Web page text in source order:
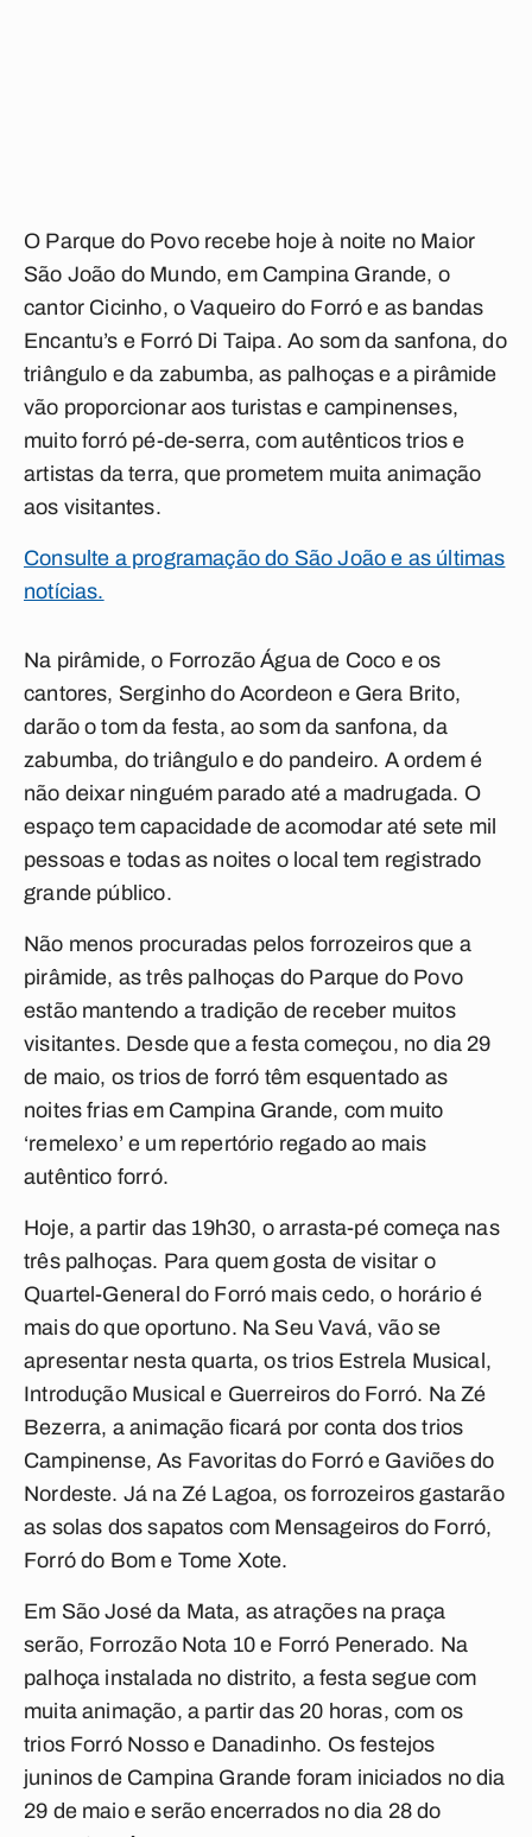
O Parque do Povo recebe hoje à noite no Maior
São João do Mundo, em Campina Grande, o
cantor Cicinho, o Vaqueiro do Forró e as bandas
Encantu’s e Forró Di Taipa. Ao som da sanfona, do
triângulo e da zabumba, as palhoças e a pirâmide
vão proporcionar aos turistas e campinenses,
muito forró pé-de-serra, com autênticos trios e
artistas da terra, que prometem muita animação
aos visitantes.
Consulte a programação do São João e as últimas
notícias.
Na pirâmide, o Forrozão Água de Coco e os
cantores, Serginho do Acordeon e Gera Brito,
darão o tom da festa, ao som da sanfona, da
zabumba, do triângulo e do pandeiro. A ordem é
não deixar ninguém parado até a madrugada. O
espaço tem capacidade de acomodar até sete mil
pessoas e todas as noites o local tem registrado
grande público.
Não menos procuradas pelos forrozeiros que a
pirâmide, as três palhoças do Parque do Povo
estão mantendo a tradição de receber muitos
visitantes. Desde que a festa começou, no dia 29
de maio, os trios de forró têm esquentado as
noites frias em Campina Grande, com muito
‘remelexo’ e um repertório regado ao mais
autêntico forró.
Hoje, a partir das 19h30, o arrasta-pé começa nas
três palhoças. Para quem gosta de visitar o
Quartel-General do Forró mais cedo, o horário é
mais do que oportuno. Na Seu Vavá, vão se
apresentar nesta quarta, os trios Estrela Musical,
Introdução Musical e Guerreiros do Forró. Na Zé
Bezerra, a animação ficará por conta dos trios
Campinense, As Favoritas do Forró e Gaviões do
Nordeste. Já na Zé Lagoa, os forrozeiros gastarão
as solas dos sapatos com Mensageiros do Forró,
Forró do Bom e Tome Xote.
Em São José da Mata, as atrações na praça
serão, Forrozão Nota 10 e Forró Penerado. Na
palhoça instalada no distrito, a festa segue com
muita animação, a partir das 20 horas, com os
trios Forró Nosso e Danadinho. Os festejos
juninos de Campina Grande foram iniciados no dia
29 de maio e serão encerrados no dia 28 do